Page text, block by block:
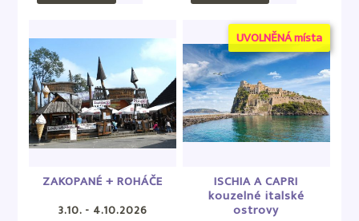
ZAKOPANÉ + ROHÁČE
3.10. - 4.10.2026
UVOLNĚNÁ místa
ISCHIA A CAPRI
kouzelné italské
ostrovy